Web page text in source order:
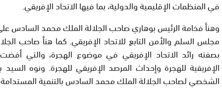
في المنظمات الإقليمية والدولية، بما فيها الاتحاد الإفريقي.
وهنأ فخامة الرئيس بوهاري صاحب الجلالة الملك محمد السادس
مجلس السلم والأمن التابع للاتحاد الإفريقي. كما هنأ صاحب
بصفته رائد الاتحاد الإفريقي في موضوع الهجرة، والتي
الإفريقية للهجرة وإحداث المرصد الإفريقي للهجرة. ونوه السيد
الشخصي لصاحب الجلالة الملك محمد السادس بالتنمية